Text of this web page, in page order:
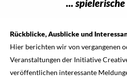
...
Rückblicke, Ausblicke und
Hier berichten wir von vergangenen
Veranstaltungen der Initiative
veröffentlichen interessante